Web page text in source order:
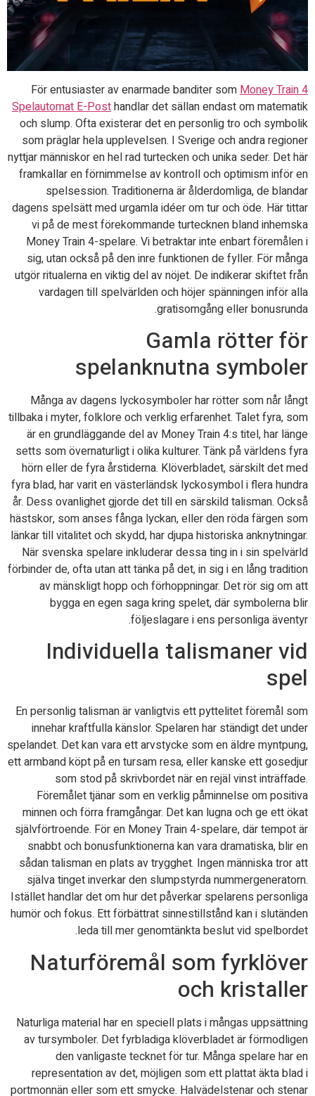
För entusiaster av enarmade banditer som Money Train 4
Spelautomat E-Posthandlar det sällan endast om matematik
och slump. Ofta existerar det en personlig tro och symbolik
som präglar hela upplevelsen. I Sverige och andra regioner
nyttjar människor en hel rad turtecken och unika seder. Det här
framkallar en förnimmelse av kontroll och optimism inför en
spelsession. Traditionerna är ålderdomliga, de blandar
dagens spelsätt med urgamla idéer om tur och öde. Här tittar
vi på de mest förekommande turtecknen bland inhemska
Money Train 4-spelare. Vi betraktar inte enbart föremålen i
sig, utan också på den inre funktionen de fyller. För många
utgör ritualerna en viktig del av nöjet. De indikerar skiftet från
vardagen till spelvärlden och höjer spänningen inför alla
gratisomgång eller bonusrunda.
Gamla rötter för
spelanknutna symboler
Många av dagens lyckosymboler har rötter som når långt
tillbaka i myter, folklore och verklig erfarenhet. Talet fyra, som
är en grundläggande del av Money Train 4:s titel, har länge
setts som övernaturligt i olika kulturer. Tänk på världens fyra
hörn eller de fyra årstiderna. Klöverbladet, särskilt det med
fyra blad, har varit en västerländsk lyckosymbol i flera hundra
år. Dess ovanlighet gjorde det till en särskild talisman. Också
hästskor, som anses fånga lyckan, eller den röda färgen som
länkar till vitalitet och skydd, har djupa historiska anknytningar.
När svenska spelare inkluderar dessa ting in i sin spelvärld
förbinder de, ofta utan att tänka på det, in sig i en lång tradition
av mänskligt hopp och förhoppningar. Det rör sig om att
bygga en egen saga kring spelet, där symbolerna blir
följeslagare i ens personliga äventyr.
Individuella talismaner vid
spel
En personlig talisman är vanligtvis ett pyttelitet föremål som
innehar kraftfulla känslor. Spelaren har ständigt det under
spelandet. Det kan vara ett arvstycke som en äldre myntpung,
ett armband köpt på en tursam resa, eller kanske ett gosedjur
som stod på skrivbordet när en rejäl vinst inträffade.
Föremålet tjänar som en verklig påminnelse om positiva
minnen och förra framgångar. Det kan lugna och ge ett ökat
självförtroende. För en Money Train 4-spelare, där tempot är
snabbt och bonusfunktionerna kan vara dramatiska, blir en
sådan talisman en plats av trygghet. Ingen människa tror att
själva tinget inverkar den slumpstyrda nummergeneratorn.
Istället handlar det om hur det påverkar spelarens personliga
humör och fokus. Ett förbättrat sinnestillstånd kan i slutänden
leda till mer genomtänkta beslut vid spelbordet.
Naturföremål som fyrklöver
och kristaller
Naturliga material har en speciell plats i mångas uppsättning
av tursymboler. Det fyrbladiga klöverbladet är förmodligen
den vanligaste tecknet för tur. Många spelare har en
representation av det, möjligen som ett plattat äkta blad i
portmonnän eller som ett smycke. Halvädelstenar och stenar